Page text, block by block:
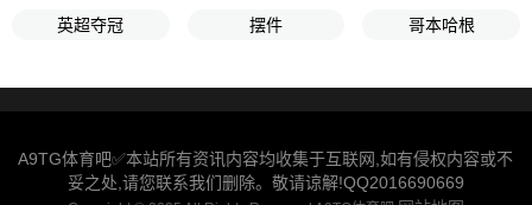
英超夺冠 摆件 哥本哈根
A9TG体育吧✅本站所有资讯内容均收集于互联网,如有侵权内容或不
妥之处,请您联系我们删除。敬请谅解!QQ2016690669